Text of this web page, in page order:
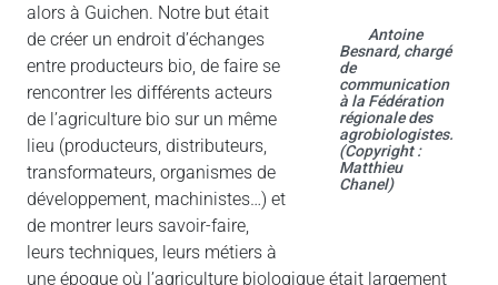
Antoine
Besnard, chargé
de
communication
à la Fédération
régionale des
agrobiologistes.
(Copyright :
Matthieu
Chanel)
alors à Guichen. Notre but était
de créer un endroit d’échanges
entre producteurs bio, de faire se
rencontrer les différents acteurs
de l’agriculture bio sur un même
lieu (producteurs, distributeurs,
transformateurs, organismes de
développement, machinistes…) et
de montrer leurs savoir-faire,
leurs techniques, leurs métiers à
une époque où l’agriculture biologique était largement